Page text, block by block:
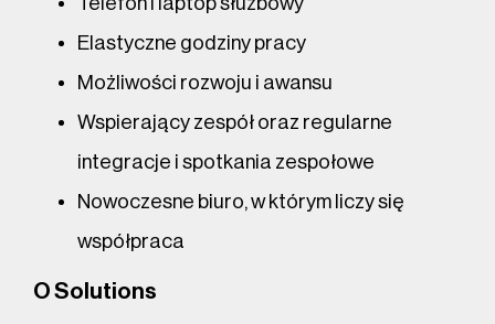
Elastyczne godziny pracy
Możliwości rozwoju i awansu
Wspierający zespół oraz regularne
integracje i spotkania zespołowe
Nowoczesne biuro, w którym liczy się
współpraca
O Solutions